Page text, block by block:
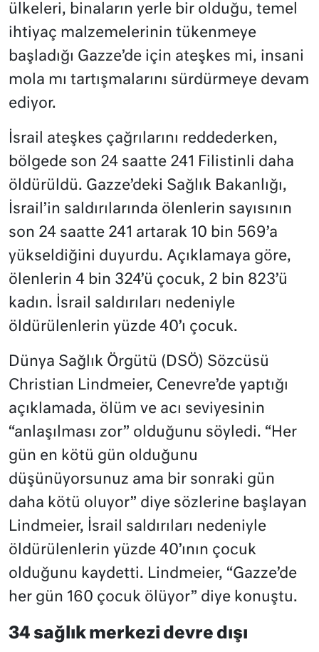
ülkeleri, binaların yerle bir olduğu, temel
ihtiyaç malzemelerinin tükenmeye
başladığı Gazze’de için ateşkes mi, insani
mola mı tartışmalarını sürdürmeye devam
ediyor.
İsrail ateşkes çağrılarını reddederken,
bölgede son 24 saatte 241 Filistinli daha
öldürüldü. Gazze’deki Sağlık Bakanlığı,
İsrail’in saldırılarında ölenlerin sayısının
son 24 saatte 241 artarak 10 bin 569’a
yükseldiğini duyurdu. Açıklamaya göre,
ölenlerin 4 bin 324’ü çocuk, 2 bin 823’ü
kadın. İsrail saldırıları nedeniyle
öldürülenlerin yüzde 40’ı çocuk.
Dünya Sağlık Örgütü (DSÖ) Sözcüsü
Christian Lindmeier, Cenevre’de yaptığı
açıklamada, ölüm ve acı seviyesinin
“anlaşılması zor” olduğunu söyledi. “Her
gün en kötü gün olduğunu
düşünüyorsunuz ama bir sonraki gün
daha kötü oluyor” diye sözlerine başlayan
Lindmeier, İsrail saldırıları nedeniyle
öldürülenlerin yüzde 40’ının çocuk
olduğunu kaydetti. Lindmeier, “Gazze’de
her gün 160 çocuk ölüyor” diye konuştu.
34 sağlık merkezi devre dışı